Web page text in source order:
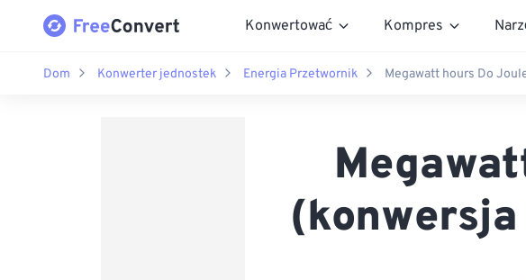
Konwertować Kompres
Dom Konwerter jednostek Energia Przetwornik Megawatt hours Do